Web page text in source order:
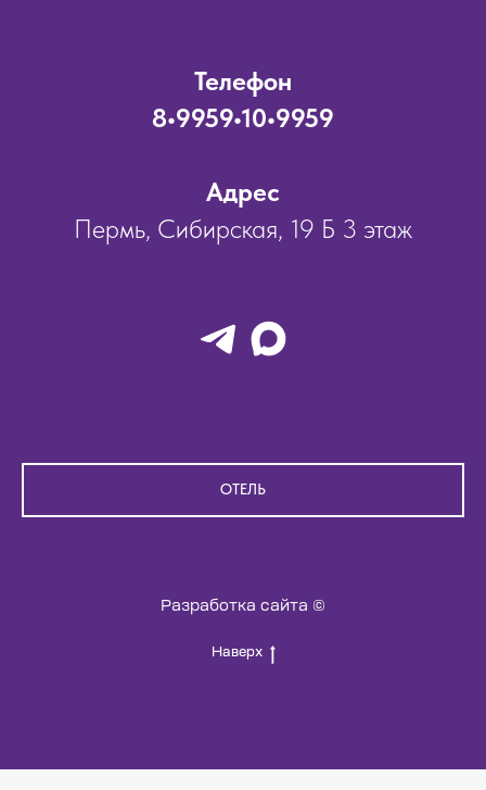
Телефон
8•9959•10•9959
Адрес
Пермь, Сибирская, 19 Б 3 этаж
ОТЕЛЬ
Разработка сайта ©
Наверх